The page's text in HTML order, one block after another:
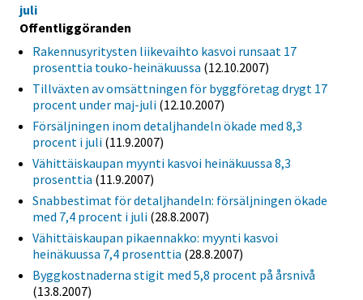
juli
Offentliggöranden
Rakennusyritysten liikevaihto kasvoi runsaat 17
prosenttia touko-heinäkuussa (12.10.2007)
Tillväxten av omsättningen för byggföretag drygt 17
procent under maj-juli (12.10.2007)
Försäljningen inom detaljhandeln ökade med 8,3
procent i juli (11.9.2007)
Vähittäiskaupan myynti kasvoi heinäkuussa 8,3
prosenttia (11.9.2007)
Snabbestimat för detaljhandeln: försäljningen ökade
med 7,4 procent i juli (28.8.2007)
Vähittäiskaupan pikaennakko: myynti kasvoi
heinäkuussa 7,4 prosenttia (28.8.2007)
Byggkostnaderna stigit med 5,8 procent på årsnivå
(13.8.2007)